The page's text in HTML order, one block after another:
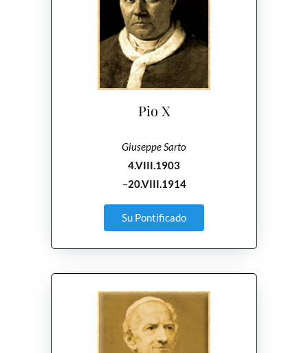
Pio X
Giuseppe Sarto
4.VIII.1903
–20.VIII.1914
Su Pontificado